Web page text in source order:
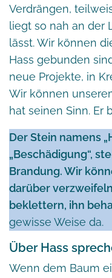
Verdrängen,
liegt so nah an der
lässt. Wir können
Hass gebunden
neue Projekte, in
Wir können
hat seinen Sinn. Er
Der Stein namens
„Beschädigung“,
Brandung. Wir
darüber
beklettern, ihn
gewisse Weise da.
Über Hass
Wenn dem Baum